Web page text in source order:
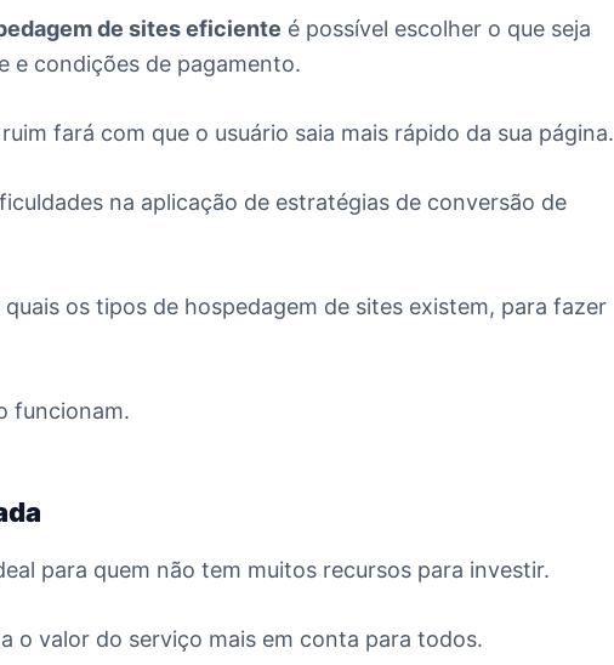
de sites eficiente é possível escolher o que seja
e condições de pagamento.
fará com que o usuário saia mais rápido da sua página.
na aplicação de estratégias de conversão de
os tipos de hospedagem de sites existem, para fazer
funcionam.
para quem não tem muitos recursos para investir.
o valor do serviço mais em conta para todos.